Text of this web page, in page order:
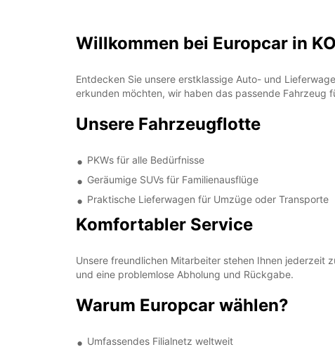
Willkommen bei Europcar in
Entdecken Sie unsere erstklassige Auto- und
erkunden möchten, wir haben das passende Fahrzeug
Unsere Fahrzeugflotte
PKWs für alle Bedürfnisse
Geräumige SUVs für Familienausflüge
Praktische Lieferwagen für Umzüge oder Transporte
Komfortabler Service
Unsere freundlichen Mitarbeiter stehen Ihnen jederzeit
und eine problemlose Abholung und Rückgabe.
Warum Europcar wählen?
Umfassendes Filialnetz weltweit